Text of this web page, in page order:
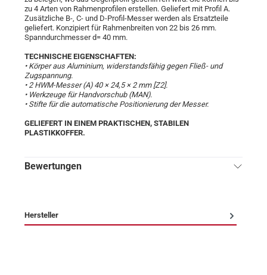
zu 4 Arten von Rahmenprofilen erstellen. Geliefert mit Profil A.
Zusätzliche B-, C- und D-Profil-Messer werden als Ersatzteile
geliefert. Konzipiert für Rahmenbreiten von 22 bis 26 mm.
Spanndurchmesser d= 40 mm.
TECHNISCHE EIGENSCHAFTEN:
• Körper aus Aluminium, widerstandsfähig gegen Fließ- und
Zugspannung.
• 2 HWM-Messer (A) 40 × 24,5 × 2 mm [Z2].
• Werkzeuge für Handvorschub (MAN).
• Stifte für die automatische Positionierung der Messer.
GELIEFERT IN EINEM PRAKTISCHEN, STABILEN
PLASTIKKOFFER.
Bewertungen
Hersteller